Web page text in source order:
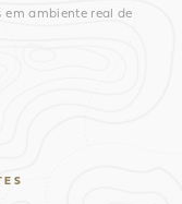
em ambiente real de